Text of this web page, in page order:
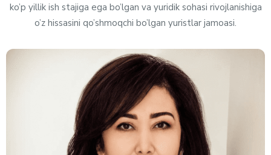
ko’p yillik ish stajiga ega bo’lgan va yuridik sohasi rivojlanishiga
o’z hissasini qo’shmoqchi bo’lgan yuristlar jamoasi.